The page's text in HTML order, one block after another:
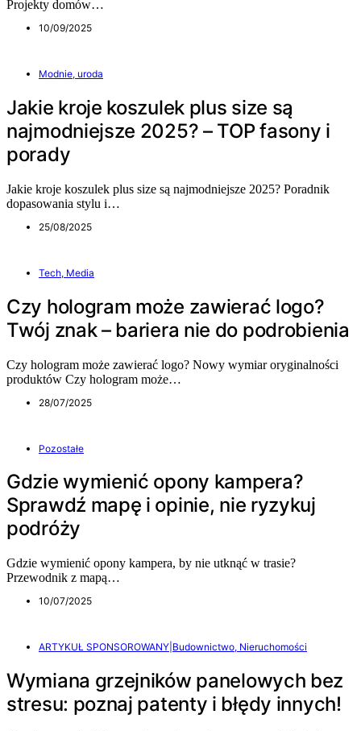
Projekty domów…
10/09/2025
Modnie, uroda
Jakie kroje koszulek plus size są
najmodniejsze 2025? – TOP fasony i
porady
Jakie kroje koszulek plus size są najmodniejsze 2025? Poradnik
dopasowania stylu i…
25/08/2025
Tech, Media
Czy hologram może zawierać logo?
Twój znak – bariera nie do podrobienia
Czy hologram może zawierać logo? Nowy wymiar oryginalności
produktów Czy hologram może…
28/07/2025
Pozostałe
Gdzie wymienić opony kampera?
Sprawdź mapę i opinie, nie ryzykuj
podróży
Gdzie wymienić opony kampera, by nie utknąć w trasie?
Przewodnik z mapą…
10/07/2025
ARTYKUŁ SPONSOROWANY|Budownictwo, Nieruchomości
Wymiana grzejników panelowych bez
stresu: poznaj patenty i błędy innych!